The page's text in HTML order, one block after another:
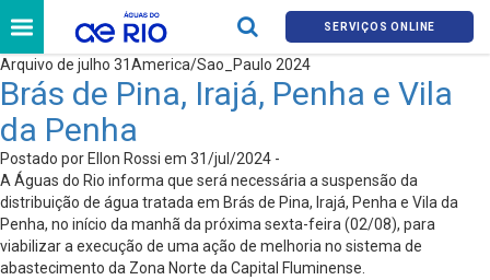
SERVIÇOS ONLINE
Arquivo de julho 31America/Sao_Paulo 2024
Brás de Pina, Irajá, Penha e Vila
da Penha
Postado por Ellon Rossi em 31/jul/2024 -
A Águas do Rio informa que será necessária a suspensão da
distribuição de água tratada em Brás de Pina, Irajá, Penha e Vila da
Penha, no início da manhã da próxima sexta-feira (02/08), para
viabilizar a execução de uma ação de melhoria no sistema de
abastecimento da Zona Norte da Capital Fluminense.